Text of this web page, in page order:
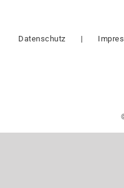
Datenschutz